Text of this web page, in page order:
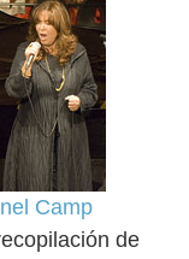
Camp
de